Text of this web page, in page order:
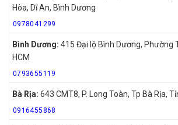
Hòa, Dĩ An, Bình Dương
0978041299
Bình Dương: 415 Đại lộ Bình Dương, Phường
HCM
0793655119
Bà Rịa: 643 CMT8, P. Long Toàn, Tp Bà Rịa,
0916455868